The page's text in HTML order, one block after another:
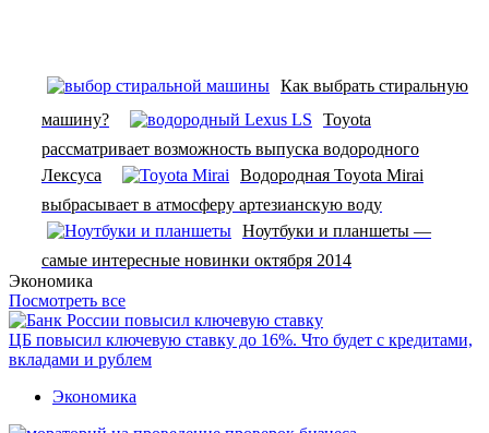
Как выбрать стиральную
машину?
Toyota
рассматривает возможность выпуска водородного
Лексуса
Водородная Toyota Mirai
выбрасывает в атмосферу артезианскую воду
Ноутбуки и планшеты —
самые интересные новинки октября 2014
Экономика
Посмотреть все
ЦБ повысил ключевую ставку до 16%. Что будет с кредитами,
вкладами и рублем
Экономика